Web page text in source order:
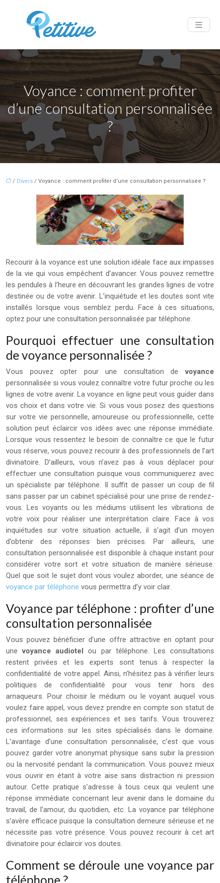
Voyance : comment profiter
d’une consultation personnalisée
?
/ Divers / Voyance : comment profiter d’une consultation personnalisée ?
Recourir à la voyance est une solution idéale face aux impasses
de la vie qui vous empêchent d’avancer. Vous pouvez remettre
les pendules à l’heure en découvrant les grandes lignes de votre
destinée ou de votre avenir. L’inquiétude et les doutes sont vite
installés lorsque vous semblez perdu. Face à ces situations,
optez pour une consultation personnalisée par téléphone.
Pourquoi effectuer une consultation
de voyance personnalisée ?
Vous pouvez opter pour une consultation devoyance
personnalisée si vous voulez connaître votre futur proche ou les
lignes de votre avenir. La voyance en ligne peut vous guider dans
vos choix et dans votre vie. Si vous vous posez des questions
sur votre vie personnelle, amoureuse ou professionnelle, cette
solution peut éclaircir vos idées avec une réponse immédiate.
Lorsque vous ressentez le besoin de connaître ce que le futur
vous réserve, vous pouvez recourir à des professionnels de l’art
divinatoire. D’ailleurs, vous n’avez pas à vous déplacer pour
effectuer une consultation puisque vous communiquerez avec
un spécialiste par téléphone. Il suffit de passer un coup de fil
sans passer par un cabinet spécialisé pour une prise de rendez-
vous. Les voyants ou les médiums utilisent les vibrations de
votre voix pour réaliser une interprétation claire. Face à vos
inquiétudes sur votre situation actuelle, il s’agit d’un moyen
d’obtenir des réponses bien précises. Par ailleurs, une
consultation personnalisée est disponible à chaque instant pour
considérer votre sort et votre situation de manière sérieuse.
Quel que soit le sujet dont vous voulez aborder, une séance de
voyance par téléphone vous permettra d’y voir clair.
Voyance par téléphone : profiter d’une
consultation personnalisée
Vous pouvez bénéficier d’une offre attractive en optant pour
unevoyance audiotelou par téléphone. Les consultations
restent privées et les experts sont tenus à respecter la
confidentialité de votre appel. Ainsi, n’hésitez pas à vérifier leurs
politiques de confidentialité pour vous tenir hors des
arnaqueurs. Pour choisir le médium ou le voyant auquel vous
voulez faire appel, vous devez prendre en compte son statut de
professionnel, ses expériences et ses tarifs. Vous trouverez
ces informations sur les sites spécialisés dans le domaine.
L’avantage d’une consultation personnalisée, c’est que vous
pouvez garder votre anonymat physique sans subir la pression
ou la nervosité pendant la communication. Vous pouvez mieux
vous ouvrir en étant à votre aise sans distraction ni pression
autour. Cette pratique s’adresse à tous ceux qui veulent une
réponse immédiate concernant leur avenir dans le domaine du
travail, de l’amour, du quotidien, etc. La voyance par téléphone
s’avère efficace puisque la consultation demeure sérieuse et ne
nécessite pas votre présence. Vous pouvez recourir à cet art
divinatoire pour éclaircir vos doutes.
Comment se déroule une voyance par
téléphone ?